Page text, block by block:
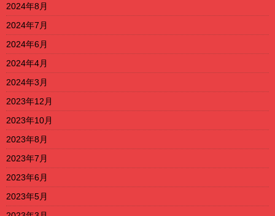
2024年8月
2024年7月
2024年6月
2024年4月
2024年3月
2023年12月
2023年10月
2023年8月
2023年7月
2023年6月
2023年5月